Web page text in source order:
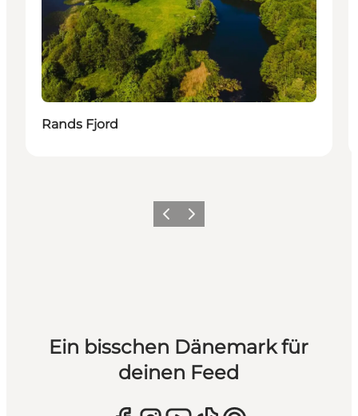
Rands Fjord
ZurückWeiter
Ein bisschen Dänemark für
deinen Feed